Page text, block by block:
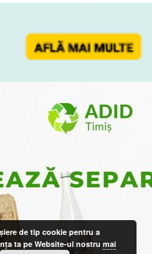
de tip cookie pentru a
ta pe Website-ul nostrumai